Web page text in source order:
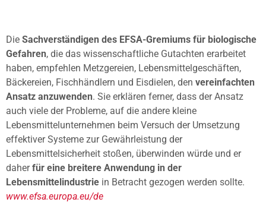
Die Sachverständigen des EFSA-Gremiums für biologische
Gefahren, die das wissenschaftliche Gutachten erarbeitet
haben, empfehlen Metzgereien, Lebensmittelgeschäften,
Bäckereien, Fischhändlern und Eisdielen, den vereinfachten
Ansatz anzuwenden. Sie erklären ferner, dass der Ansatz
auch viele der Probleme, auf die andere kleine
Lebensmittelunternehmen beim Versuch der Umsetzung
effektiver Systeme zur Gewährleistung der
Lebensmittelsicherheit stoßen, überwinden würde und er
daherfür eine breitere Anwendung in der
Lebensmittelindustrie in Betracht gezogen werden sollte.
www.efsa.europa.eu/de